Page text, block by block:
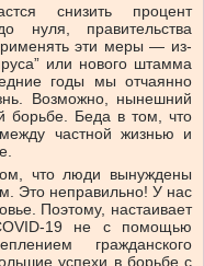
снизить процент
нуля, правительства
эти меры — из-
или нового штамма
годы мы отчаянно
Возможно, нынешний
борьбе. Беда в том, что
частной жизнью и
что люди вынуждены
Это неправильно! У нас
Поэтому, настаивает
19 не с помощью
гражданского
успехи в борьбе с